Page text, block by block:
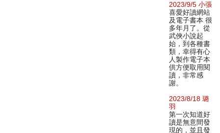
2023/9/5 小張
喜愛好讀網站
及電子書本 很
多年月了。從
武俠小說起
始，到各種書
類，幸得有心
人製作電子本
供方便取用閱
讀，非常感
謝。
2023/8/18 璐
羽
第一次知道好
讀是無意間發
現的，並且發